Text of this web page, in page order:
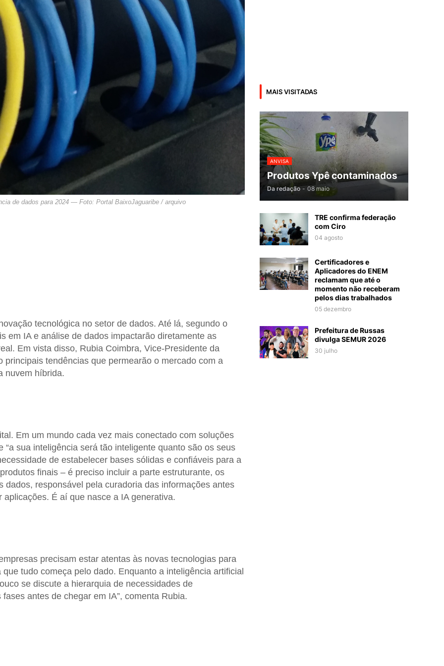
de dados para 2024 — Foto: Portal BaixoJaguaribe / arquivo
tecnológica no setor de dados. Até lá, segundo o
em IA e análise de dados impactarão diretamente as
Em vista disso, Rubia Coimbra, Vice-Presidente da
tendências que permearão o mercado com a
nuvem híbrida.
Em um mundo cada vez mais conectado com soluções
sua inteligência será tão inteligente quanto são os seus
de estabelecer bases sólidas e confiáveis para a
finais – é preciso incluir a parte estruturante, os
responsável pela curadoria das informações antes
É aí que nasce a IA generativa.
precisam estar atentas às novas tecnologias para
tudo começa pelo dado. Enquanto a inteligência artificial
se discute a hierarquia de necessidades de
antes de chegar em IA”, comenta Rubia.
MAIS VISITADAS
ANVISA
Produtos Ypê contaminados
Da redação - 08 maio
TRE confirma federação
com Ciro
04 agosto
Certificadores e
Aplicadores do ENEM
reclamam que até o
momento não receberam
pelos dias trabalhados
05 dezembro
Prefeitura de Russas
divulga SEMUR 2026
30 julho